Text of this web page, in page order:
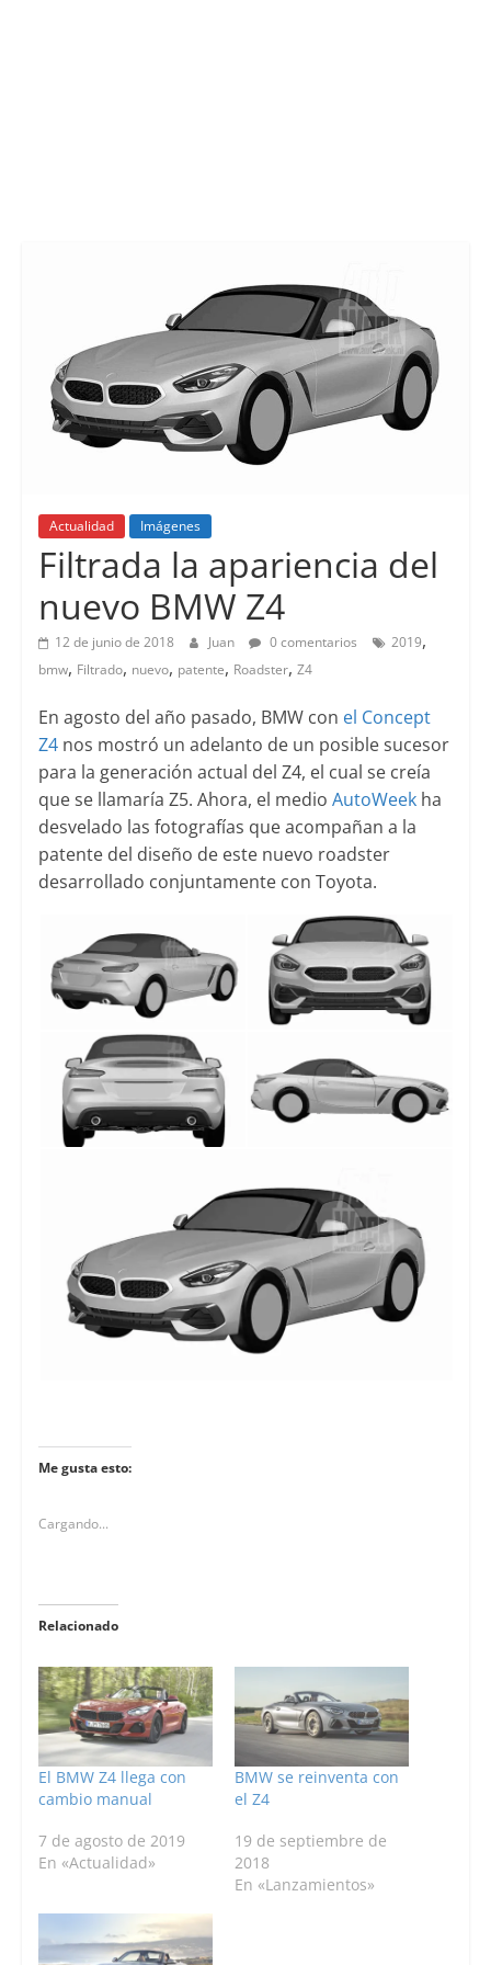
Actualidad Imágenes
Filtrada la apariencia del
nuevo BMW Z4
12 de junio de 2018 Juan 0 comentarios 2019,
bmw, Filtrado, nuevo, patente, Roadster, Z4
En agosto del año pasado, BMW con el Concept
Z4nos mostró un adelanto de un posible sucesor
para la generación actual del Z4, el cual se creía
que se llamaría Z5. Ahora, el medio AutoWeekha
desvelado las fotografías que acompañan a la
patente del diseño de este nuevo roadster
desarrollado conjuntamente con Toyota.
Me gusta esto:
Cargando...
Relacionado
El BMW Z4 llega con
cambio manual
7 de agosto de 2019
En «Actualidad»
BMW se reinventa con
el Z4
19 de septiembre de
2018
En «Lanzamientos»